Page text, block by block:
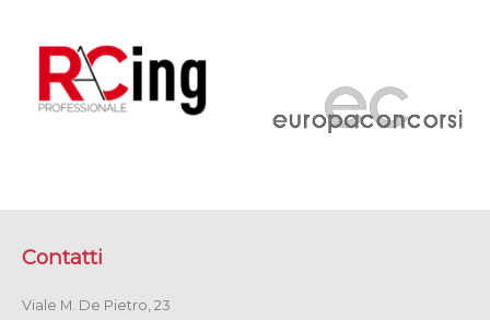
Contatti
Viale M. De Pietro, 23